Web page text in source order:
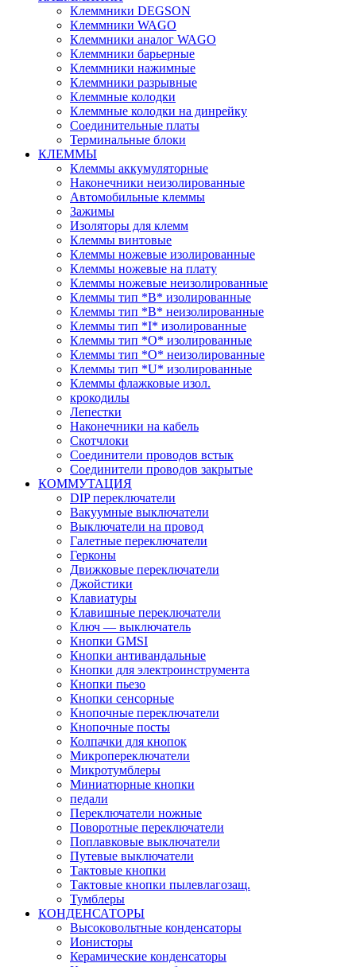
Клеммники DEGSON
Клеммники WAGO
Клеммники аналог WAGO
Клеммники барьерные
Клеммники нажимные
Клеммники разрывные
Клеммные колодки
Клеммные колодки на динрейку
Соединительные платы
Терминальные блоки
КЛЕММЫ
Клеммы аккумуляторные
Наконечники неизолированные
Автомобильные клеммы
Зажимы
Изоляторы для клемм
Клеммы винтовые
Клеммы ножевые изолированные
Клеммы ножевые на плату
Клеммы ножевые неизолированные
Клеммы тип *B* изолированные
Клеммы тип *B* неизолированные
Клеммы тип *I* изолированные
Клеммы тип *O* изолированные
Клеммы тип *O* неизолированные
Клеммы тип *U* изолированные
Клеммы флажковые изол.
крокодилы
Лепестки
Наконечники на кабель
Скотчлоки
Соединители проводов встык
Соединители проводов закрытые
КОММУТАЦИЯ
DIP переключатели
Вакуумные выключатели
Выключатели на провод
Галетные переключатели
Герконы
Движковые переключатели
Джойстики
Клавиатуры
Клавишные переключатели
Ключ — выключатель
Кнопки GMSI
Кнопки антивандальные
Кнопки для электроинструмента
Кнопки пьезо
Кнопки сенсорные
Кнопочные переключатели
Кнопочные посты
Колпачки для кнопок
Микропереключатели
Микротумблеры
Миниатюрные кнопки
педали
Переключатели ножные
Поворотные переключатели
Поплавковые выключатели
Путевые выключатели
Тактовые кнопки
Тактовые кнопки пылевлагозащ.
Тумблеры
КОНДЕНСАТОРЫ
Высоковольтные конденсаторы
Ионисторы
Керамические конденсаторы